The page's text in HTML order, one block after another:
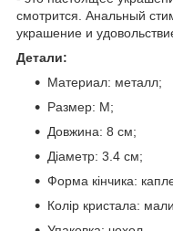
смотрится. Анальный
украшение и
Детали:
Материал: металл;
Размер: М;
Довжина: 8 см;
Діаметр: 3.4 см;
Форма кінчика:
Колір кристала: